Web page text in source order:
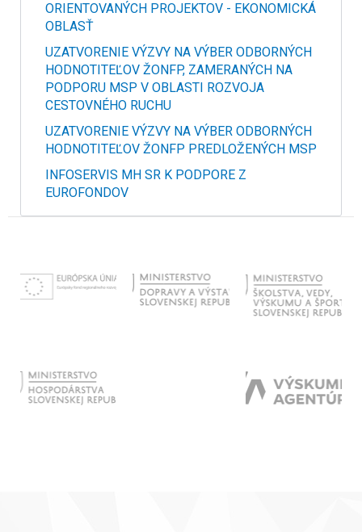
ORIENTOVANÝCH PROJEKTOV - EKONOMICKÁ
OBLASŤ
UZATVORENIE VÝZVY NA VÝBER ODBORNÝCH
HODNOTITEĽOV ŽONFP, ZAMERANÝCH NA
PODPORU MSP V OBLASTI ROZVOJA
CESTOVNÉHO RUCHU
UZATVORENIE VÝZVY NA VÝBER ODBORNÝCH
HODNOTITEĽOV ŽONFP PREDLOŽENÝCH MSP
INFOSERVIS MH SR K PODPORE Z
EUROFONDOV